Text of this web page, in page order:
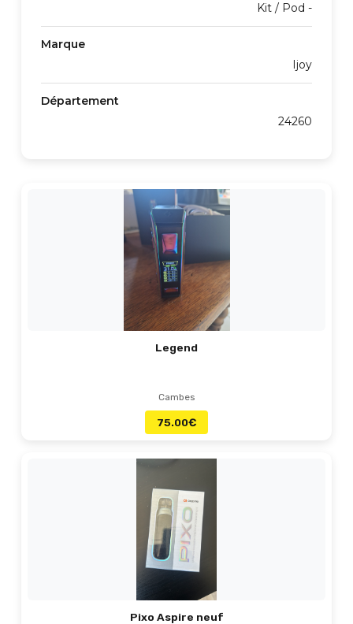
Kit / Pod -
Marque
Ijoy
Département
24260
Legend
Cambes
75.00€
Pixo Aspire neuf